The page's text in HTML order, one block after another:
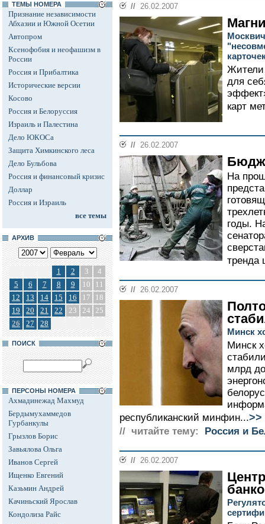
ТЕМЫ НОМЕРА
Признание независимости
Абхазии и Южной Осетии
Автопром
Ксенофобия и неофашизм в
России
Россия и Прибалтика
Исторические версии
Косово
Россия и Белоруссия
Израиль и Палестина
Дело ЮКОСа
Защита Химкинского леса
Дело Бульбова
Россия и финансовый кризис
Доллар
Россия и Израиль
все темы
АРХИВ
1 2 3
4
5
6 7 8 9 10
11
12
13 14 15 16 17
18
19
20 21 22 23 24 25
26
27 28
ПОИСК
ПЕРСОНЫ НОМЕРА
Ахмадинежад Махмуд
Бердымухаммедов
Гурбанкулы
Грызлов Борис
Завьялова Ольга
Иванов Сергей
Ищенко Евгений
Казьмин Андрей
Качиньский Ярослав
Кондолиза Райс
// 26.02.2007
Жители
для
карт
// 26.02.2007
На
годы.
тренда
// 26.02.2007
Минск
Минск
млрд
республиканский минфин...>>
// читайте тему: Россия и
// 26.02.2007